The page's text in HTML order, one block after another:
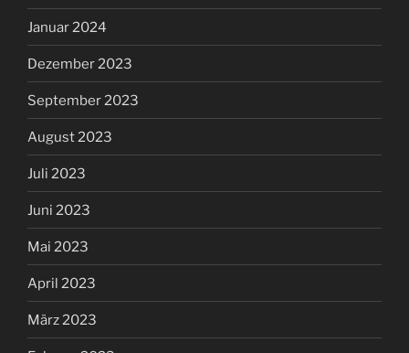
Januar 2024
Dezember 2023
September 2023
August 2023
Juli 2023
Juni 2023
Mai 2023
April 2023
März 2023